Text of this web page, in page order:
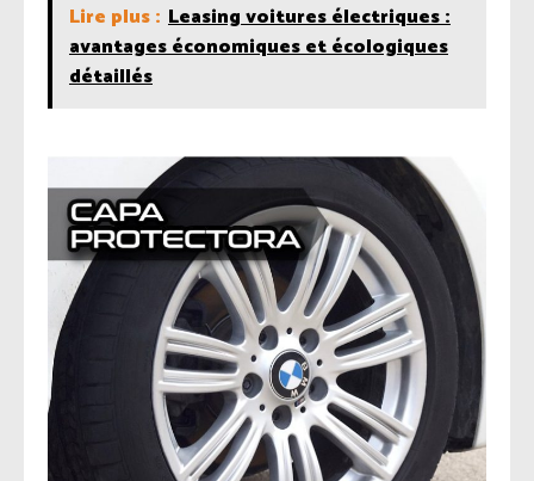
Lire plus : Leasing voitures électriques :
avantages économiques et écologiques
détaillés